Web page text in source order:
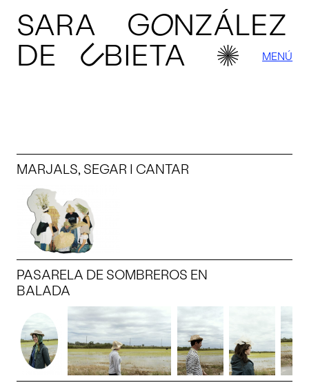
SARA GONZÁLEZ
DE
UBIETA MENÚ
MARJALS, SEGAR I CANTAR
PASARELA DE SOMBREROS EN
BALADA